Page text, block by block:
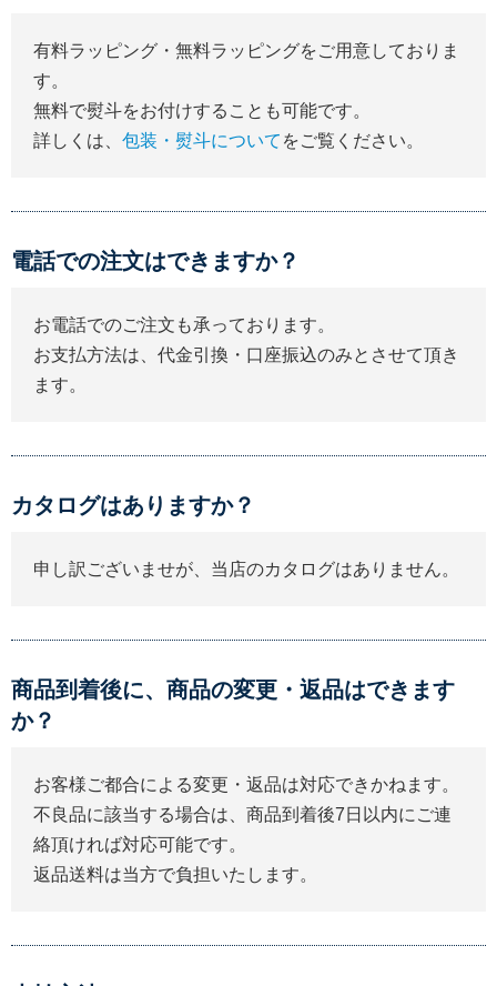
有料ラッピング・無料ラッピングをご用意しておりま
す。
無料で熨斗をお付けすることも可能です。
詳しくは、 包装・熨斗について をご覧ください。
電話での注文はできますか？
お電話でのご注文も承っております。
お支払方法は、代金引換・口座振込のみとさせて頂き
ます。
カタログはありますか？
申し訳ございませが、当店のカタログはありません。
商品到着後に、商品の変更・返品はできます
か？
お客様ご都合による変更・返品は対応できかねます。
不良品に該当する場合は、商品到着後7日以内にご連
絡頂ければ対応可能です。
返品送料は当方で負担いたします。